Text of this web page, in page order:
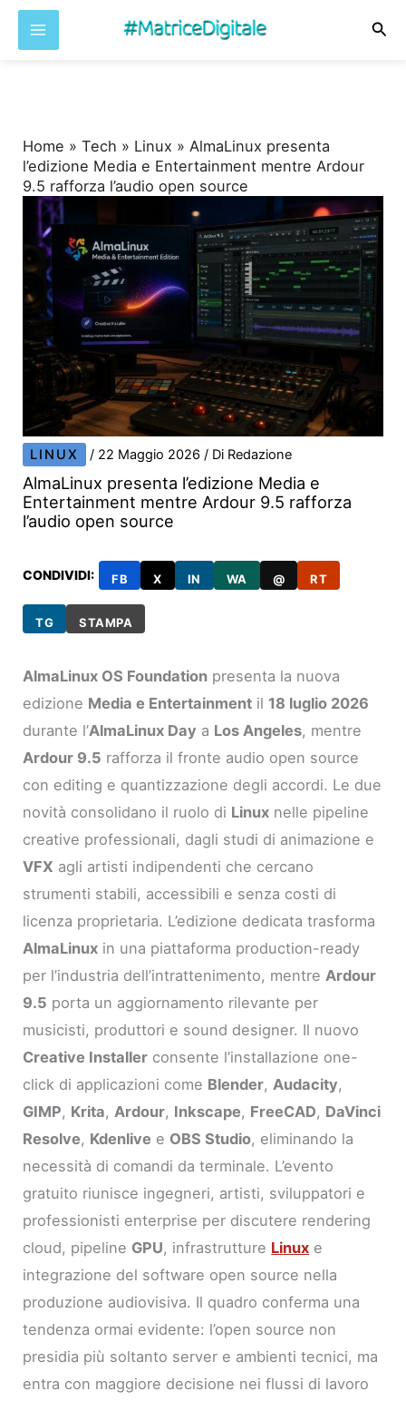
Home »Tech » Linux »AlmaLinux presenta
l’edizione Media e Entertainment mentre Ardour
9.5 rafforza l’audio open source
LINUX / 22 Maggio 2026/ Di Redazione
AlmaLinux presenta l’edizione Media e
Entertainment mentre Ardour 9.5 rafforza
l’audio open source
CONDIVIDI: FB X IN WA @ RT
TG STAMPA
AlmaLinux OS Foundation presenta la nuova
edizione Media e Entertainment il 18 luglio 2026
durante l’AlmaLinux Day a Los Angeles, mentre
Ardour 9.5 rafforza il fronte audio open source
con editing e quantizzazione degli accordi. Le due
novità consolidano il ruolo di Linux nelle pipeline
creative professionali, dagli studi di animazione e
VFX agli artisti indipendenti che cercano
strumenti stabili, accessibili e senza costi di
licenza proprietaria. L’edizione dedicata trasforma
AlmaLinux in una piattaforma production-ready
per l’industria dell’intrattenimento, mentreArdour
9.5 porta un aggiornamento rilevante per
musicisti, produttori e sound designer. Il nuovo
Creative Installer consente l’installazione one-
click di applicazioni come Blender,Audacity,
GIMP, Krita,Ardour, Inkscape, FreeCAD, DaVinci
Resolve, Kdenlive e OBS Studio, eliminando la
necessità di comandi da terminale. L’evento
gratuito riunisce ingegneri, artisti, sviluppatori e
professionisti enterprise per discutere rendering
cloud, pipeline GPU, infrastrutture Linux e
integrazione del software open source nella
produzione audiovisiva. Il quadro conferma una
tendenza ormai evidente: l’open source non
presidia più soltanto server e ambienti tecnici, ma
entra con maggiore decisione nei flussi di lavoro